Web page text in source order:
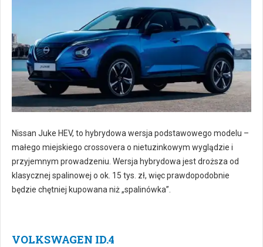
Nissan Juke HEV, to hybrydowa wersja podstawowego modelu –
małego miejskiego crossovera o nietuzinkowym wyglądzie i
przyjemnym prowadzeniu. Wersja hybrydowa jest droższa od
klasycznej spalinowej o ok. 15 tys. zł, więc prawdopodobnie
będzie chętniej kupowana niż „spalinówka”.
VOLKSWAGEN ID.4